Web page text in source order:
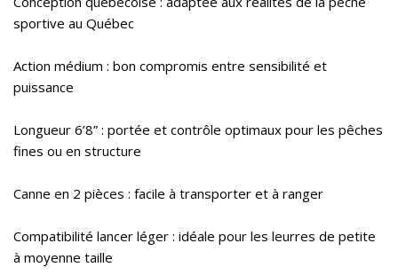
sportive au Québec
Action médium : bon compromis entre sensibilité et
puissance
Longueur 6’8” : portée et contrôle optimaux pour les pêches
fines ou en structure
Canne en 2 pièces : facile à transporter et à ranger
Compatibilité lancer léger : idéale pour les leurres de petite
à moyenne taille